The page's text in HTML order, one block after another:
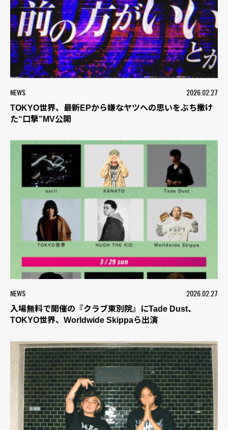
NEWS 2026.02.27
TOKYO世界、最新EPから嫌なヤツへの思いをぶち撒け
た“口撃”MV公開
NEWS 2026.02.27
入場無料で開催の『クラブ東別院』にTade Dust、
TOKYO世界、Worldwide Skippaら出演